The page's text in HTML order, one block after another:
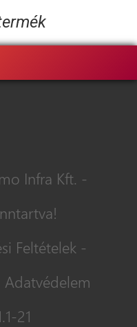
Infra Kft. -
Feltételek -
Adatvédelem
21